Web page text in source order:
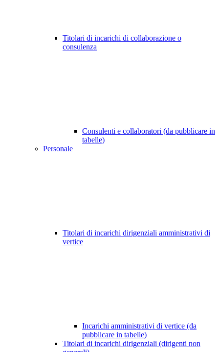
Titolari di incarichi di collaborazione o
consulenza
Consulenti e collaboratori (da pubblicare in
tabelle)
Personale
Titolari di incarichi dirigenziali amministrativi di
vertice
Incarichi amministrativi di vertice (da
pubblicare in tabelle)
Titolari di incarichi dirigenziali (dirigenti non